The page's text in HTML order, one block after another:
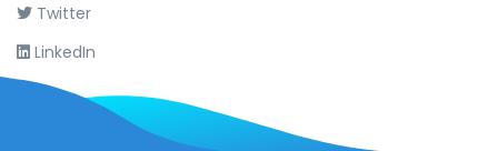
Twitter
LinkedIn